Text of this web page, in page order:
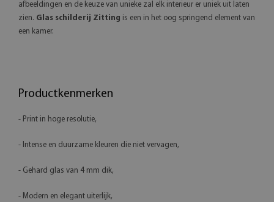
afbeeldingen en de keuze van unieke zal elk interieur er uniek uit laten
zien. Glas schilderij Zitting is een in het oog springend element van
een kamer.
Productkenmerken
- Print in hoge resolutie,
- Intense en duurzame kleuren die niet vervagen,
- Gehard glas van 4 mm dik,
- Modern en elegant uiterlijk,